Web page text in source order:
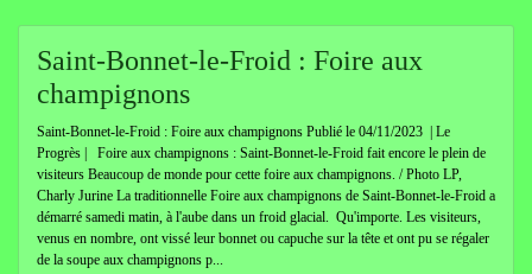
Saint-Bonnet-le-Froid : Foire aux
champignons
Saint-Bonnet-le-Froid : Foire aux champignons Publié le 04/11/2023 | Le
Progrès | Foire aux champignons : Saint-Bonnet-le-Froid fait encore le plein de
visiteurs Beaucoup de monde pour cette foire aux champignons. / Photo LP,
Charly Jurine La traditionnelle Foire aux champignons de Saint-Bonnet-le-Froid a
démarré samedi matin, à l'aube dans un froid glacial. Qu'importe. Les visiteurs,
venus en nombre, ont vissé leur bonnet ou capuche sur la tête et ont pu se régaler
de la soupe aux champignons p...